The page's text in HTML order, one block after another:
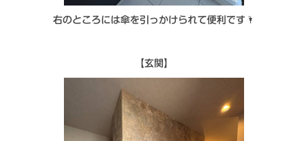
右のところには傘を引っかけられて便利です🌂
【玄関】